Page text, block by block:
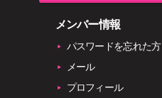
メンバー情報
パスワードを忘れた方
メール
プロフィール